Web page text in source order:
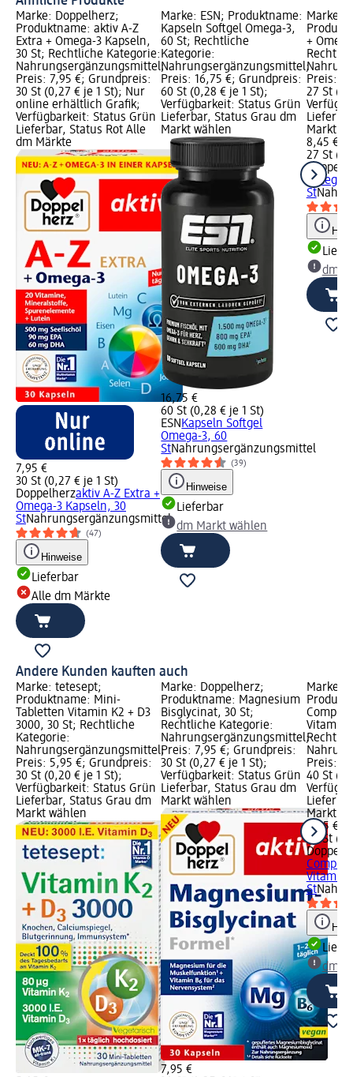
Marke: Doppelherz;
Produktname: aktiv A-Z
Extra + Omega-3 Kapseln,
30 St; Rechtliche Kategorie:
Nahrungsergänzungsmittel;
Preis: 7,95 €; Grundpreis:
30 St (0,27 € je 1 St); Nur
online erhältlich Grafik;
Verfügbarkeit: Status Grün
Lieferbar, Status Rot Alle
dm Märkte
7,95 €
30 St (0,27 € je 1 St)
Doppelherzaktiv A-Z Extra +
Omega-3 Kapseln, 30
StNahrungsergänzungsmittel
(47)
Hinweise
Lieferbar
Alle dm Märkte
Marke: ESN; Produktname:
Kapseln Softgel Omega-3,
60 St; Rechtliche
Kategorie:
Nahrungsergänzungsmittel;
Preis: 16,75 €; Grundpreis:
60 St (0,28 € je 1 St);
Verfügbarkeit: Status Grün
Lieferbar, Status Grau dm
Markt wählen
16,75 €
60 St (0,28 € je 1 St)
ESN Kapseln Softgel
Omega-3, 60
StNahrungsergänzungsmittel
(39)
Hinweise
Lieferbar
dm Markt wählen
Marke:
+
Preis:
27 St
Markt
8,45 €
27 St
Omega
St
dm
Andere Kunden kauften auch
Marke: tetesept;
Produktname: Mini-
Tabletten Vitamin K2 + D3
3000, 30 St; Rechtliche
Kategorie:
Nahrungsergänzungsmittel;
Preis: 5,95 €; Grundpreis:
30 St (0,20 € je 1 St);
Verfügbarkeit: Status Grün
Lieferbar, Status Grau dm
Markt wählen
Marke: Doppelherz;
Produktname: Magnesium
Bisglycinat, 30 St;
Rechtliche Kategorie:
Nahrungsergänzungsmittel;
Preis: 7,95 €; Grundpreis:
30 St (0,27 € je 1 St);
Verfügbarkeit: Status Grün
Lieferbar, Status Grau dm
Markt wählen
7,95 €
Marke:
Preis:
40 St
Markt
6,75 €
40 St
St
dm